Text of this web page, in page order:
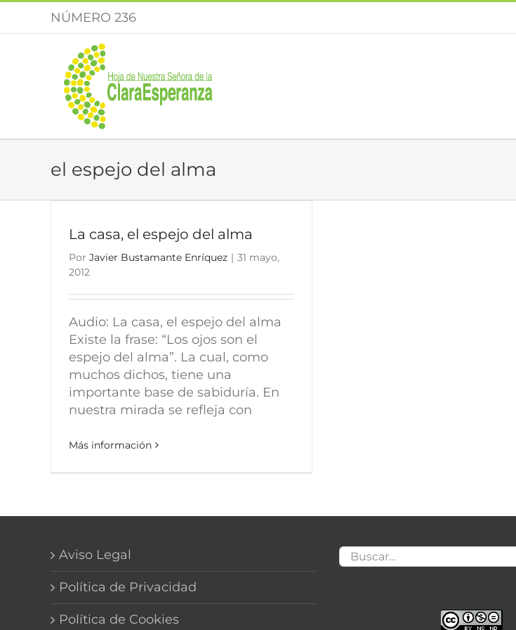
NÚMERO 236
el espejo del alma
La casa, el espejo del alma
Por Javier Bustamante Enríquez | 31 mayo,
2012
Audio: La casa, el espejo del alma
Existe la frase: “Los ojos son el
espejo del alma”. La cual, como
muchos dichos, tiene una
importante base de sabiduría. En
nuestra mirada se refleja con
Más información
Aviso Legal
Política de Privacidad
Política de Cookies
Buscar: